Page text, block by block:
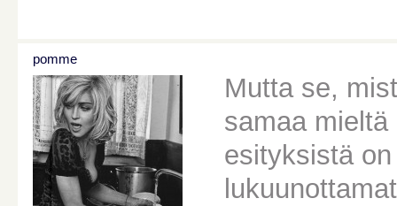
pomme
Mutta se,
samaa
esityksistä